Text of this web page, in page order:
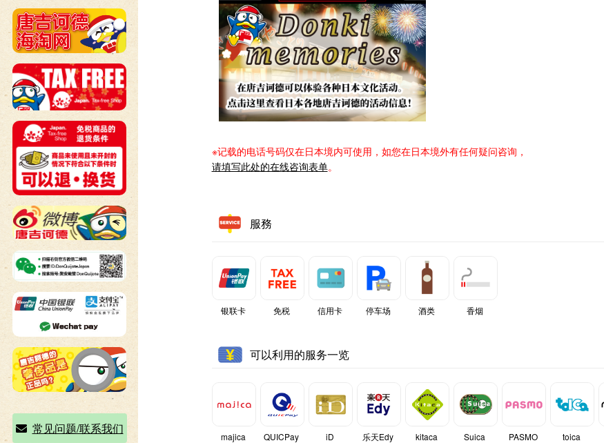
常见问题/联系我们
※记载的电话号码仅在日本境内可使用，如您在日本境外有任何疑问咨询，
请填写此处的在线咨询表单。
服務
银联卡 免税 信用卡 停车场 酒类 香烟
可以利用的服务一览
majica QUICPay iD 乐天Edy kitaca Suica PASMO toica